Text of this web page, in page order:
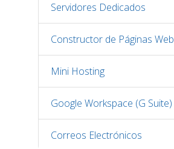
Servidores Dedicados
Constructor de Páginas Web
Mini Hosting
Google Workspace (G Suite)
Correos Electrónicos